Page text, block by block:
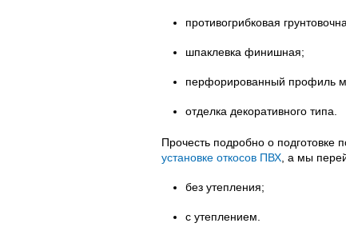
противогрибковая
шпаклевка финишная;
перфорированный профиль
отделка декоративного типа.
Прочесть подробно о подготовке
установке откосов ПВХ , а мы
без утепления;
с утеплением.